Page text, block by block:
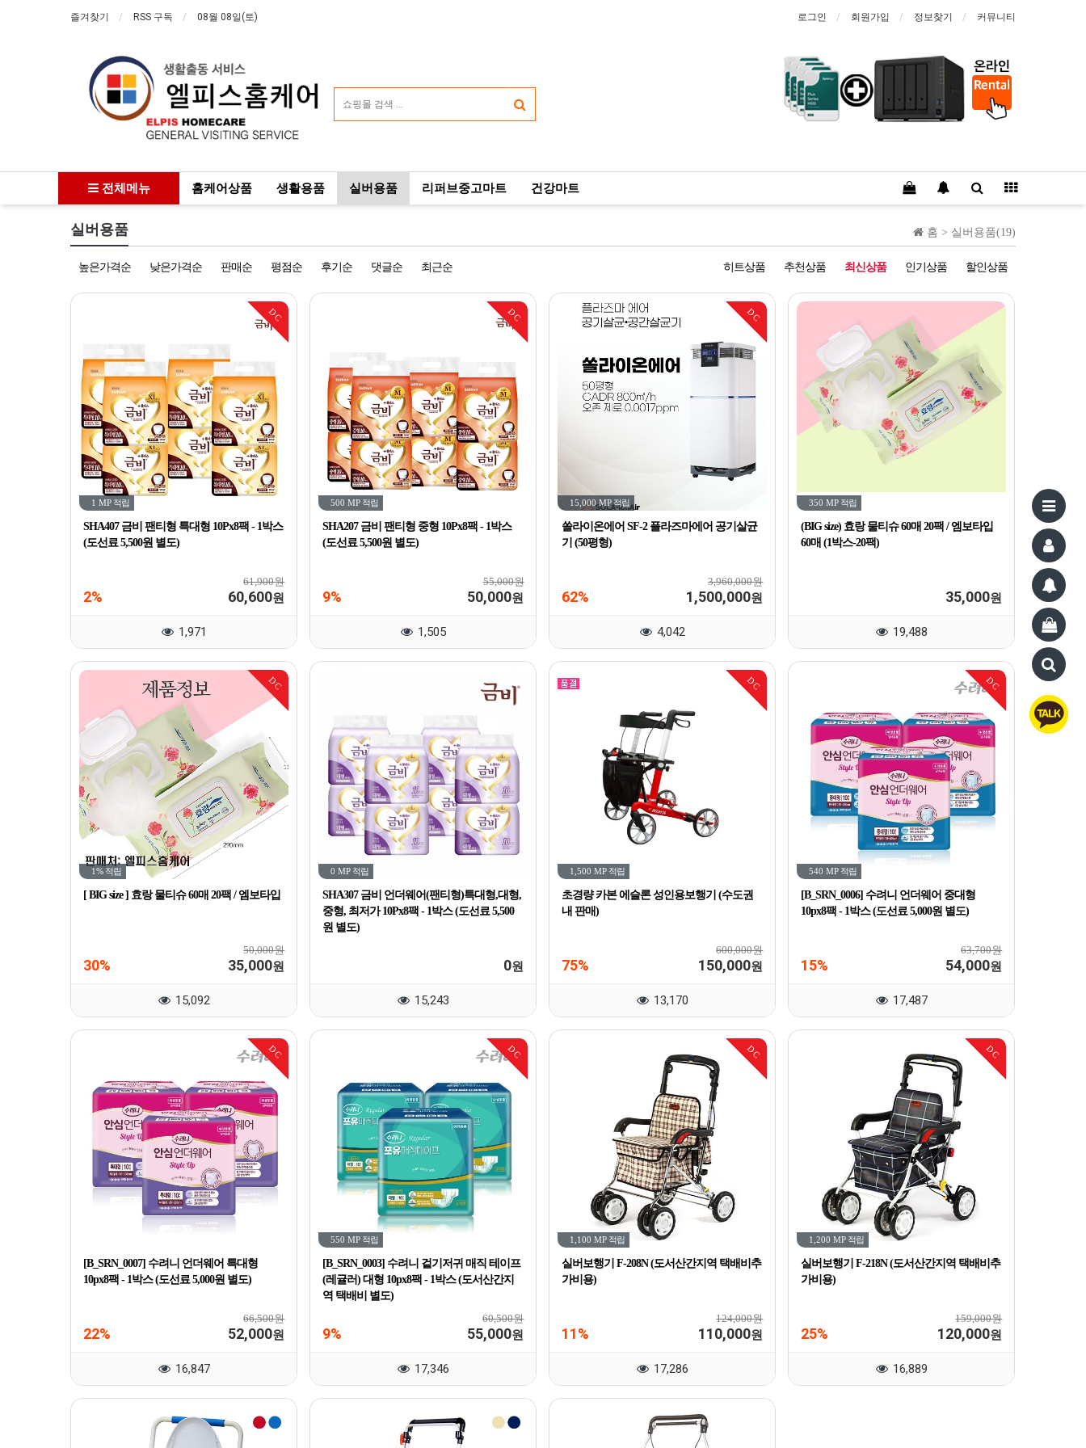
즐겨찾기 RSS 구독 08월 08일(토) 로그인 회원가입 정보찾기 커뮤니티
전체메뉴 홈케어상품 생활용품 실버용품 리퍼브중고마트 건강마트
홈 > 실버용품(19)
실버용품
높은가격순 낮은가격순 판매순 평점순 후기순 댓글순 최근순 히트상품 추천상품 최신상품 인기상품 할인상품
DC
1 MP 적립
SHA407 금비 팬티형 특대형 10Px8팩 - 1박스
(도선료 5,500원 별도)
61,900원
2% 60,600원
1,971
DC
500 MP 적립
SHA207 금비 팬티형 중형 10Px8팩 - 1박스
(도선료 5,500원 별도)
55,000원
9% 50,000원
1,505
DC
15,000 MP적립
쏠라이온에어 SF-2 플라즈마에어 공기살균
기 (50평형)
3,960,000원
62% 1,500,000원
4,042
350 MP 적립
(BIG size) 효랑 물티슈 60매 20팩 / 엠보타입
60매 (1박스-20팩)
35,000원
19,488
DC
1% 적립
[ BIG size ] 효랑 물티슈 60매 20팩 / 엠보타입
50,000원
30% 35,000원
15,092
0 MP 적립
SHA307 금비 언더웨어(팬티형)특대형,대형,
중형, 최저가 10Px8팩 - 1박스 (도선료 5,500
원 별도)
0원
15,243
DC
1,500 MP 적립
초경량 카본 에슬론 성인용보행기 (수도권
내 판매)
600,000원
75% 150,000원
13,170
DC
540 MP 적립
[B_SRN_0006] 수려니 언더웨어 중대형
10px8팩 - 1박스 (도선료 5,000원 별도)
63,700원
15% 54,000원
17,487
DC
[B_SRN_0007] 수려니 언더웨어 특대형
10px8팩 - 1박스 (도선료 5,000원 별도)
66,500원
22% 52,000원
16,847
DC
550 MP 적립
[B_SRN_0003] 수려니 겉기저귀 매직 테이프
(레귤러) 대형 10px8팩 - 1박스 (도서산간지
역 택배비 별도)
60,500원
9% 55,000원
17,346
DC
1,100 MP 적립
실버보행기 F-208N (도서산간지역 택배비추
가비용)
124,000원
11% 110,000원
17,286
DC
1,200 MP 적립
실버보행기 F-218N (도서산간지역 택배비추
가비용)
159,000원
25% 120,000원
16,889